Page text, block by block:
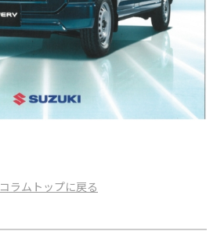
コラムトップに戻る